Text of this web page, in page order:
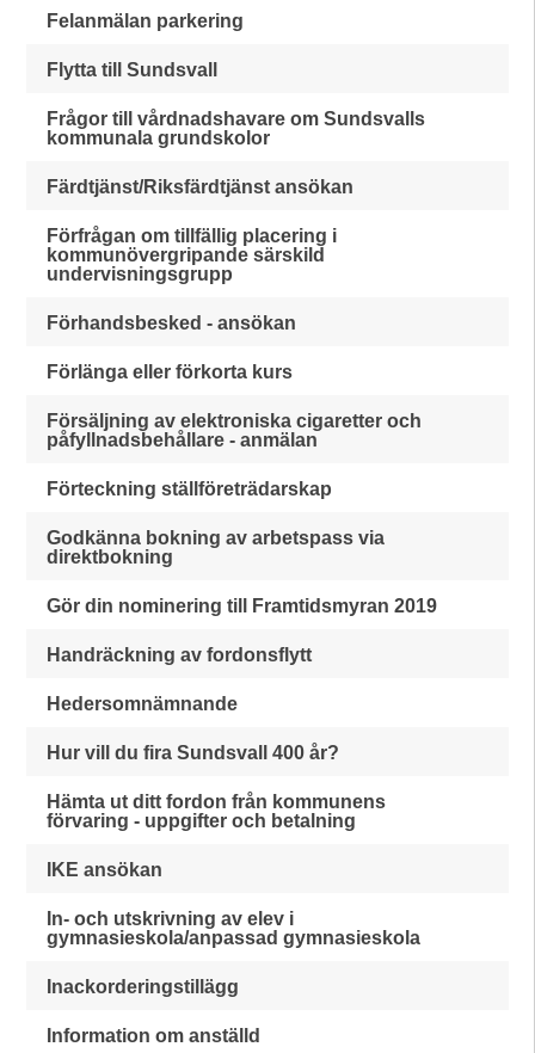
Felanmälan parkering
Flytta till Sundsvall
Frågor till vårdnadshavare om Sundsvalls
kommunala grundskolor
Färdtjänst/Riksfärdtjänst ansökan
Förfrågan om tillfällig placering i
kommunövergripande särskild
undervisningsgrupp
Förhandsbesked - ansökan
Förlänga eller förkorta kurs
Försäljning av elektroniska cigaretter och
påfyllnadsbehållare - anmälan
Förteckning ställföreträdarskap
Godkänna bokning av arbetspass via
direktbokning
Gör din nominering till Framtidsmyran 2019
Handräckning av fordonsflytt
Hedersomnämnande
Hur vill du fira Sundsvall 400 år?
Hämta ut ditt fordon från kommunens
förvaring - uppgifter och betalning
IKE ansökan
In- och utskrivning av elev i
gymnasieskola/anpassad gymnasieskola
Inackorderingstillägg
Information om anställd